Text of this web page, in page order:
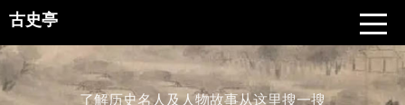
古史亭
了解历史名人及人物故事从这里搜一搜